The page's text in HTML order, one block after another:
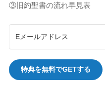
③旧約聖書の流れ早見表
特典を無料でGETする